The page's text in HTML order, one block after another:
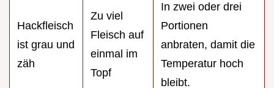
Hackfleisch
ist grau und
zäh
Zu viel
Fleisch auf
einmal im
Topf
In zwei oder drei
Portionen
anbraten, damit die
Temperatur hoch
bleibt.